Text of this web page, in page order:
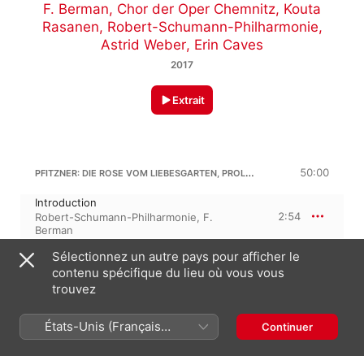
F. Berman, Chor der Oper Chemnitz, Kouta
Rasanen, Robert-Schumann-Philharmonie,
Astrid Weber, Erin Caves
2017
Extrait
PFITZNER: DIE ROSE VOM LIEBESGARTEN, PROLOGUE 50:00
Introduction
Robert-Schumann-Philharmonie, F.
Berman
2:54
Robert-Schumann-Philharmonie,Kouta
Rasanen,Kinderchor der Oper Chemnitz,
F. Berman
4:08
Kouta Rasanen,Andreas Kindschuh,
Robert-Schumann-Philharmonie
,F.
Berman
Sélectionnez un autre pays pour afficher le
contenu spécifique du lieu où vous vous
trouvez
États-Unis (Français
France)
Continuer